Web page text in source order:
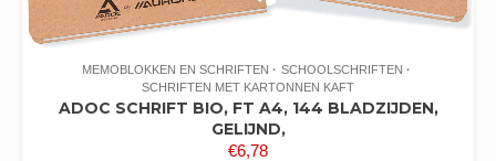
MEMOBLOKKEN EN SCHRIFTEN
SCHOOLSCHRIFTEN
SCHRIFTEN MET KARTONNEN KAFT
ADOC SCHRIFT BIO, FT A4, 144 BLADZIJDEN,
GELIJND,
€6,78